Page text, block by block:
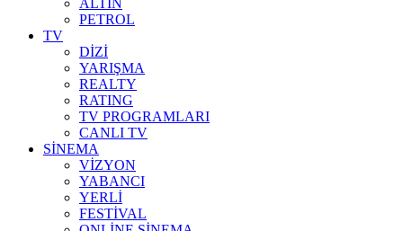
PETROL
TV
DİZİ
YARIŞMA
REALTY
RATING
TV PROGRAMLARI
CANLI TV
SİNEMA
VİZYON
YABANCI
YERLİ
FESTİVAL